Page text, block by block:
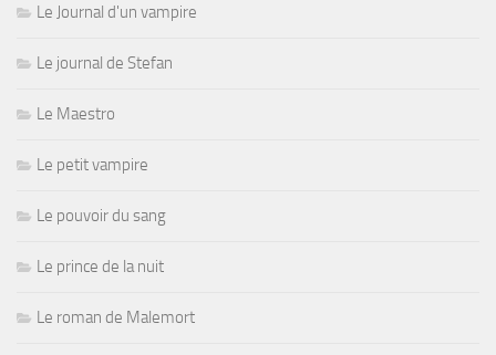
Le Journal d'un vampire
Le journal de Stefan
Le Maestro
Le petit vampire
Le pouvoir du sang
Le prince de la nuit
Le roman de Malemort